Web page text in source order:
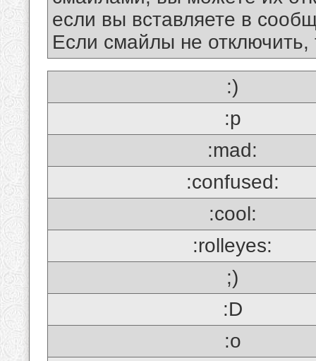
если вы вставляете в
Если смайлы не отключить,
:)
:p
:mad:
:confused:
:cool:
:rolleyes:
;)
:D
:o